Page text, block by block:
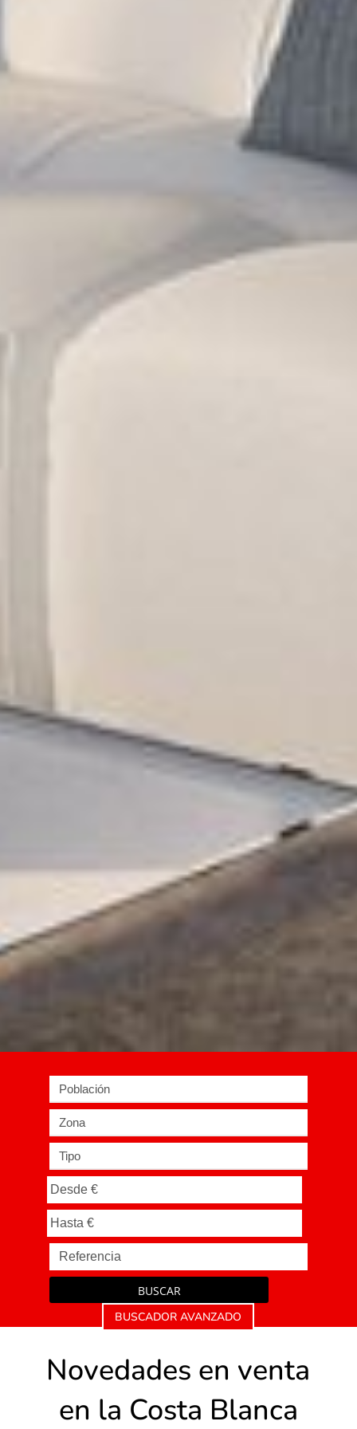
Población
Zona
Tipo
BUSCAR
BUSCADOR AVANZADO
Novedades en venta
en la Costa Blanca